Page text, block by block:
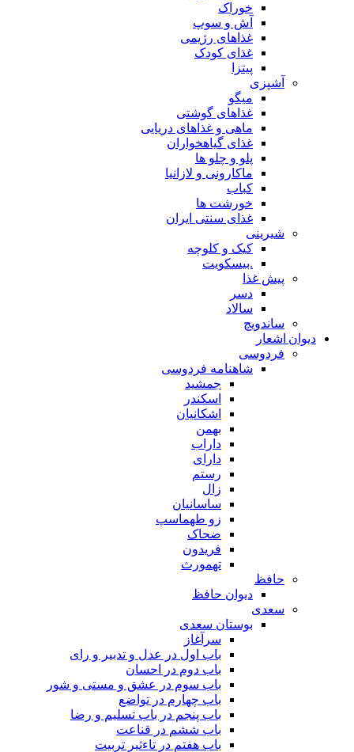
خوراک
آش و سوپ
غذاهای رژیمی
غذای کودک
پیتزا
آشپزی
میگو
غذاهای گوشتی
ماهی و غذاهای دریایی
غذای گیاهخواران
پلو و چلو ها
ماکارونی و لازانیا
کباب
خورشت ها
غذای سنتی ایران
شیرینی
کیک و کلوچه
.بیسکویت
پیش غذا
دسر
سالاد
ساندویچ
دیوان اشعار
فردوسی
شاهنامه فردوسی
جمشید
اسکندر
اشکانیان
بهمن
داراب
دارای
رستم
زال
ساسانیان
زو طهماسپ‏
ضحاک
فریدون
تهمورث
حافظ
دیوان حافظ
سعدی
بوستان سعدی
سرآغاز
باب اول در عدل و تدبیر و رای
باب دوم در احسان
باب سوم در عشق و مستی و شور
باب چهارم در تواضع
باب پنجم در باب تسلیم و رضا
باب ششم در قناعت
باب هفتم در تاءثیر تربیت